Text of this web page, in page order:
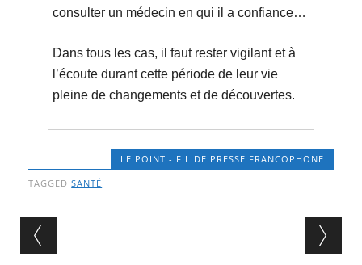
consulter un médecin en qui il a confiance…
Dans tous les cas, il faut rester vigilant et à
l’écoute durant cette période de leur vie
pleine de changements et de découvertes.
LE POINT - FIL DE PRESSE FRANCOPHONE
TAGGEDSANTÉ
Post navigation